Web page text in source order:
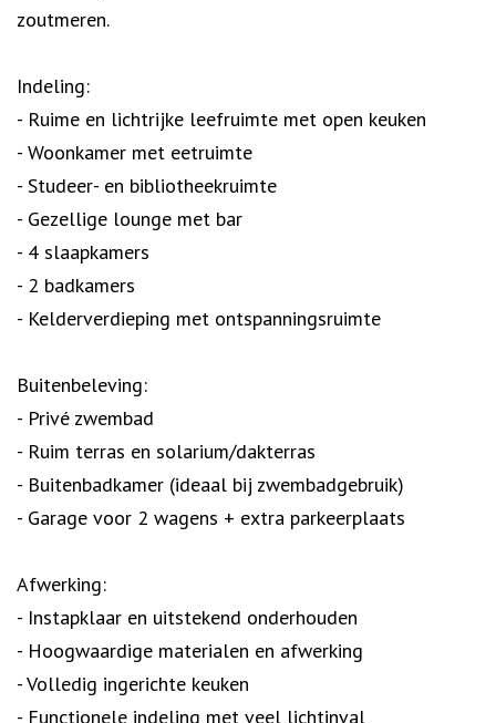
zoutmeren.
Indeling:
- Ruime en lichtrijke leefruimte met open keuken
- Woonkamer met eetruimte
- Studeer- en bibliotheekruimte
- Gezellige lounge met bar
- 4 slaapkamers
- 2 badkamers
- Kelderverdieping met ontspanningsruimte
Buitenbeleving:
- Privé zwembad
- Ruim terras en solarium/dakterras
- Buitenbadkamer (ideaal bij zwembadgebruik)
- Garage voor 2 wagens + extra parkeerplaats
Afwerking:
- Instapklaar en uitstekend onderhouden
- Hoogwaardige materialen en afwerking
- Volledig ingerichte keuken
- Functionele indeling met veel lichtinval